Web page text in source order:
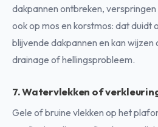
dakpannen ontbreken,
ook op mos en korstmos: dat duidt
blijvende dakpannen en kan
drainage of hellingsprobleem.
7. Watervlekken of
Gele of bruine vlekken op het